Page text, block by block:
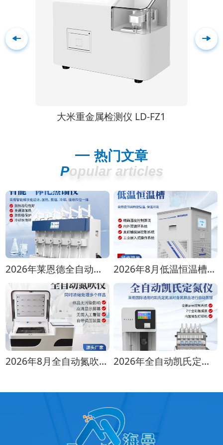
大米重金属检测仪 LD-FZ1
热门文章
Popular articles
2026年莱恩德全自动蒸馏仪全型号对比选购指南 2026年8月低温恒温槽选购攻略 全生命周期成本对比
2026年8月全自动氮吹仪选购指南：各行业适配方案推荐 2026年全自动凯氏定氮仪选购指南 实验室选型全攻略